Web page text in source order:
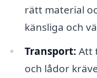
rätt material
känsliga och
Transport: Att
och lådor